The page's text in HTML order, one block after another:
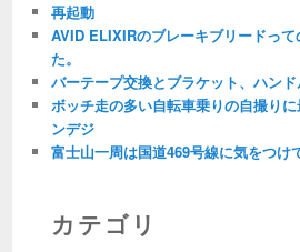
再起動
AVID ELIXIRのブレーキブリードっ
た。
バーテープ交換とブラケット、ハン
ボッチ走の多い自転車乗りの自撮り
ンデジ
富士山一周は国道469号線に気をつけ
カテゴリ